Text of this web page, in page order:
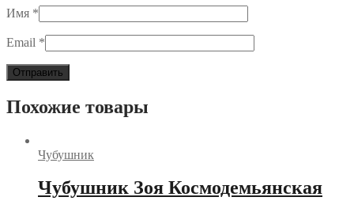
Имя *
Email *
Похожие товары
Чубушник
Чубушник Зоя Космодемьянская